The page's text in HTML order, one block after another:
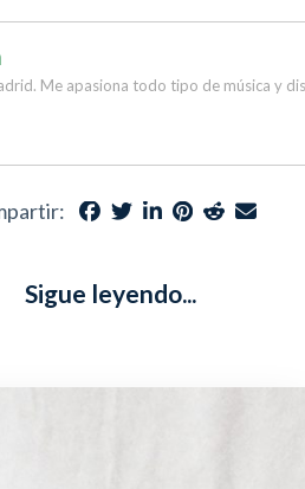
Me apasiona todo tipo de música y
Sigue leyendo...